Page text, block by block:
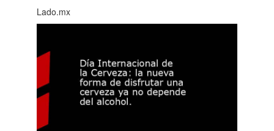
Lado.mx